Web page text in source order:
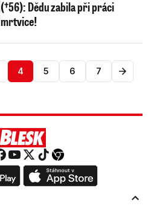
(†56): Dědu zabila při práci
mrtvice!
4 5 6 7